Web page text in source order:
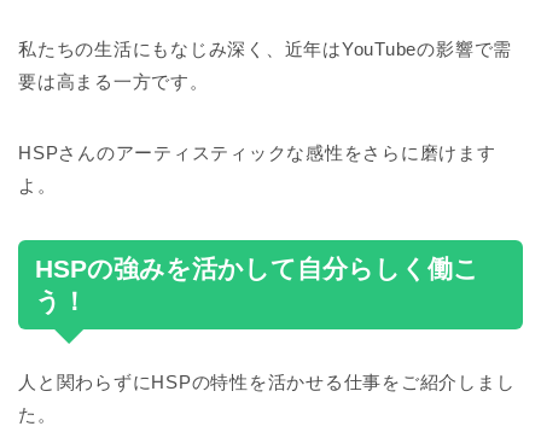
私たちの生活にもなじみ深く、近年はYouTubeの影響で需
要は高まる一方です。
HSPさんのアーティスティックな感性をさらに磨けます
よ。
HSPの強みを活かして自分らしく働こ
う！
人と関わらずにHSPの特性を活かせる仕事をご紹介しまし
た。